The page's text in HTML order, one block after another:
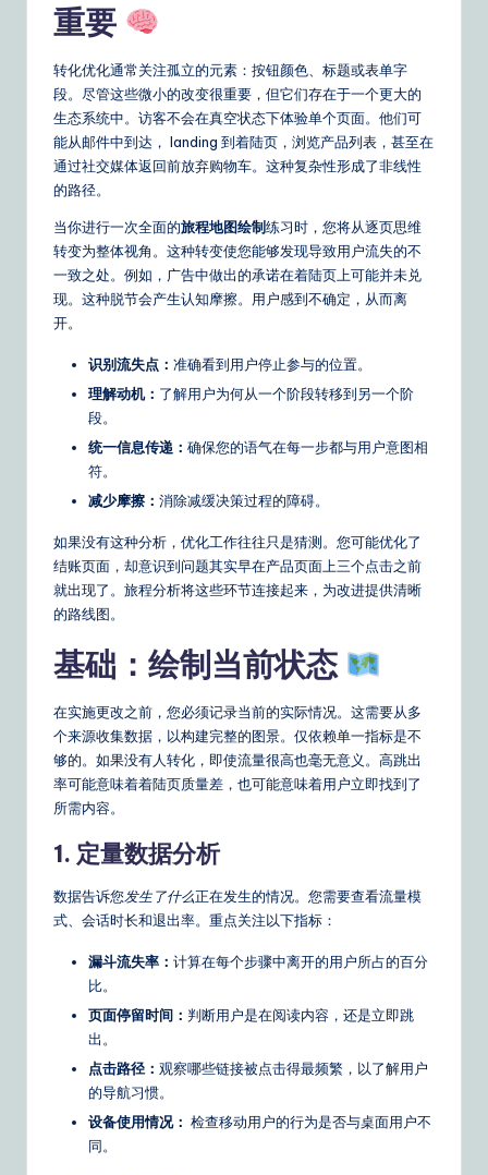
Y
o
D
ly
G
ui
&
S
ft
w
o
lu
重要
转化优化通常关注孤立的元素：按钮颜色、标题或表单字
段。尽管这些微小的改变很重要，但它们存在于一个更大的
生态系统中。访客不会在真空状态下体验单个页面。他们可
能从邮件中到达， landing 到着陆页，浏览产品列表，甚至在
通过社交媒体返回前放弃购物车。这种复杂性形成了非线性
的路径。
当你进行一次全面的旅程地图绘制练习时，您将从逐页思维
转变为整体视角。这种转变使您能够发现导致用户流失的不
一致之处。例如，广告中做出的承诺在着陆页上可能并未兑
现。这种脱节会产生认知摩擦。用户感到不确定，从而离
开。
识别流失点： 准确看到用户停止参与的位置。
理解动机： 了解用户为何从一个阶段转移到另一个阶
段。
统一信息传递： 确保您的语气在每一步都与用户意图相
符。
减少摩擦： 消除减缓决策过程的障碍。
如果没有这种分析，优化工作往往只是猜测。您可能优化了
结账页面，却意识到问题其实早在产品页面上三个点击之前
就出现了。旅程分析将这些环节连接起来，为改进提供清晰
的路线图。
基础：绘制当前状态
在实施更改之前，您必须记录当前的实际情况。这需要从多
个来源收集数据，以构建完整的图景。仅依赖单一指标是不
够的。如果没有人转化，即使流量很高也毫无意义。高跳出
率可能意味着着陆页质量差，也可能意味着用户立即找到了
所需内容。
1. 定量数据分析
数据告诉您发生了什么正在发生的情况。您需要查看流量模
式、会话时长和退出率。重点关注以下指标：
漏斗流失率： 计算在每个步骤中离开的用户所占的百分
比。
页面停留时间： 判断用户是在阅读内容，还是立即跳
出。
点击路径： 观察哪些链接被点击得最频繁，以了解用户
的导航习惯。
设备使用情况： 检查移动用户的行为是否与桌面用户不
同。